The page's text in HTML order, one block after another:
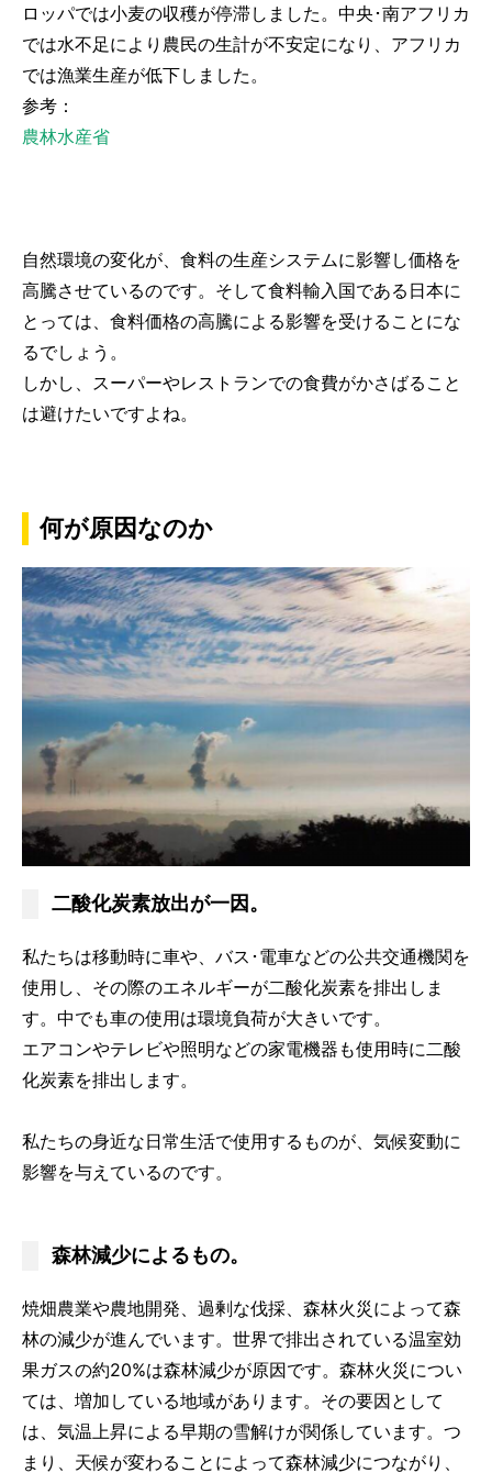
ロッパでは小麦の収穫が停滞しました。中央･南アフリカ
では水不足により農民の生計が不安定になり、アフリカ
では漁業生産が低下しました。
参考：
農林水産省
自然環境の変化が、食料の生産システムに影響し価格を
高騰させているのです。そして食料輸入国である日本に
とっては、食料価格の高騰による影響を受けることにな
るでしょう。
しかし、スーパーやレストランでの食費がかさばること
は避けたいですよね。
何が原因なのか
二酸化炭素放出が一因。
私たちは移動時に車や、バス･電車などの公共交通機関を
使用し、その際のエネルギーが二酸化炭素を排出しま
す。中でも車の使用は環境負荷が大きいです。
エアコンやテレビや照明などの家電機器も使用時に二酸
化炭素を排出します。
私たちの身近な日常生活で使用するものが、気候変動に
影響を与えているのです。
森林減少によるもの。
焼畑農業や農地開発、過剰な伐採、森林火災によって森
林の減少が進んでいます。世界で排出されている温室効
果ガスの約20%は森林減少が原因です。森林火災につい
ては、増加している地域があります。その要因として
は、気温上昇による早期の雪解けが関係しています。つ
まり、天候が変わることによって森林減少につながり、